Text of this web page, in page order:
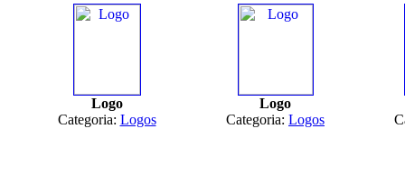
Logo
Categoria: Logos
Logo
Categoria: Logos